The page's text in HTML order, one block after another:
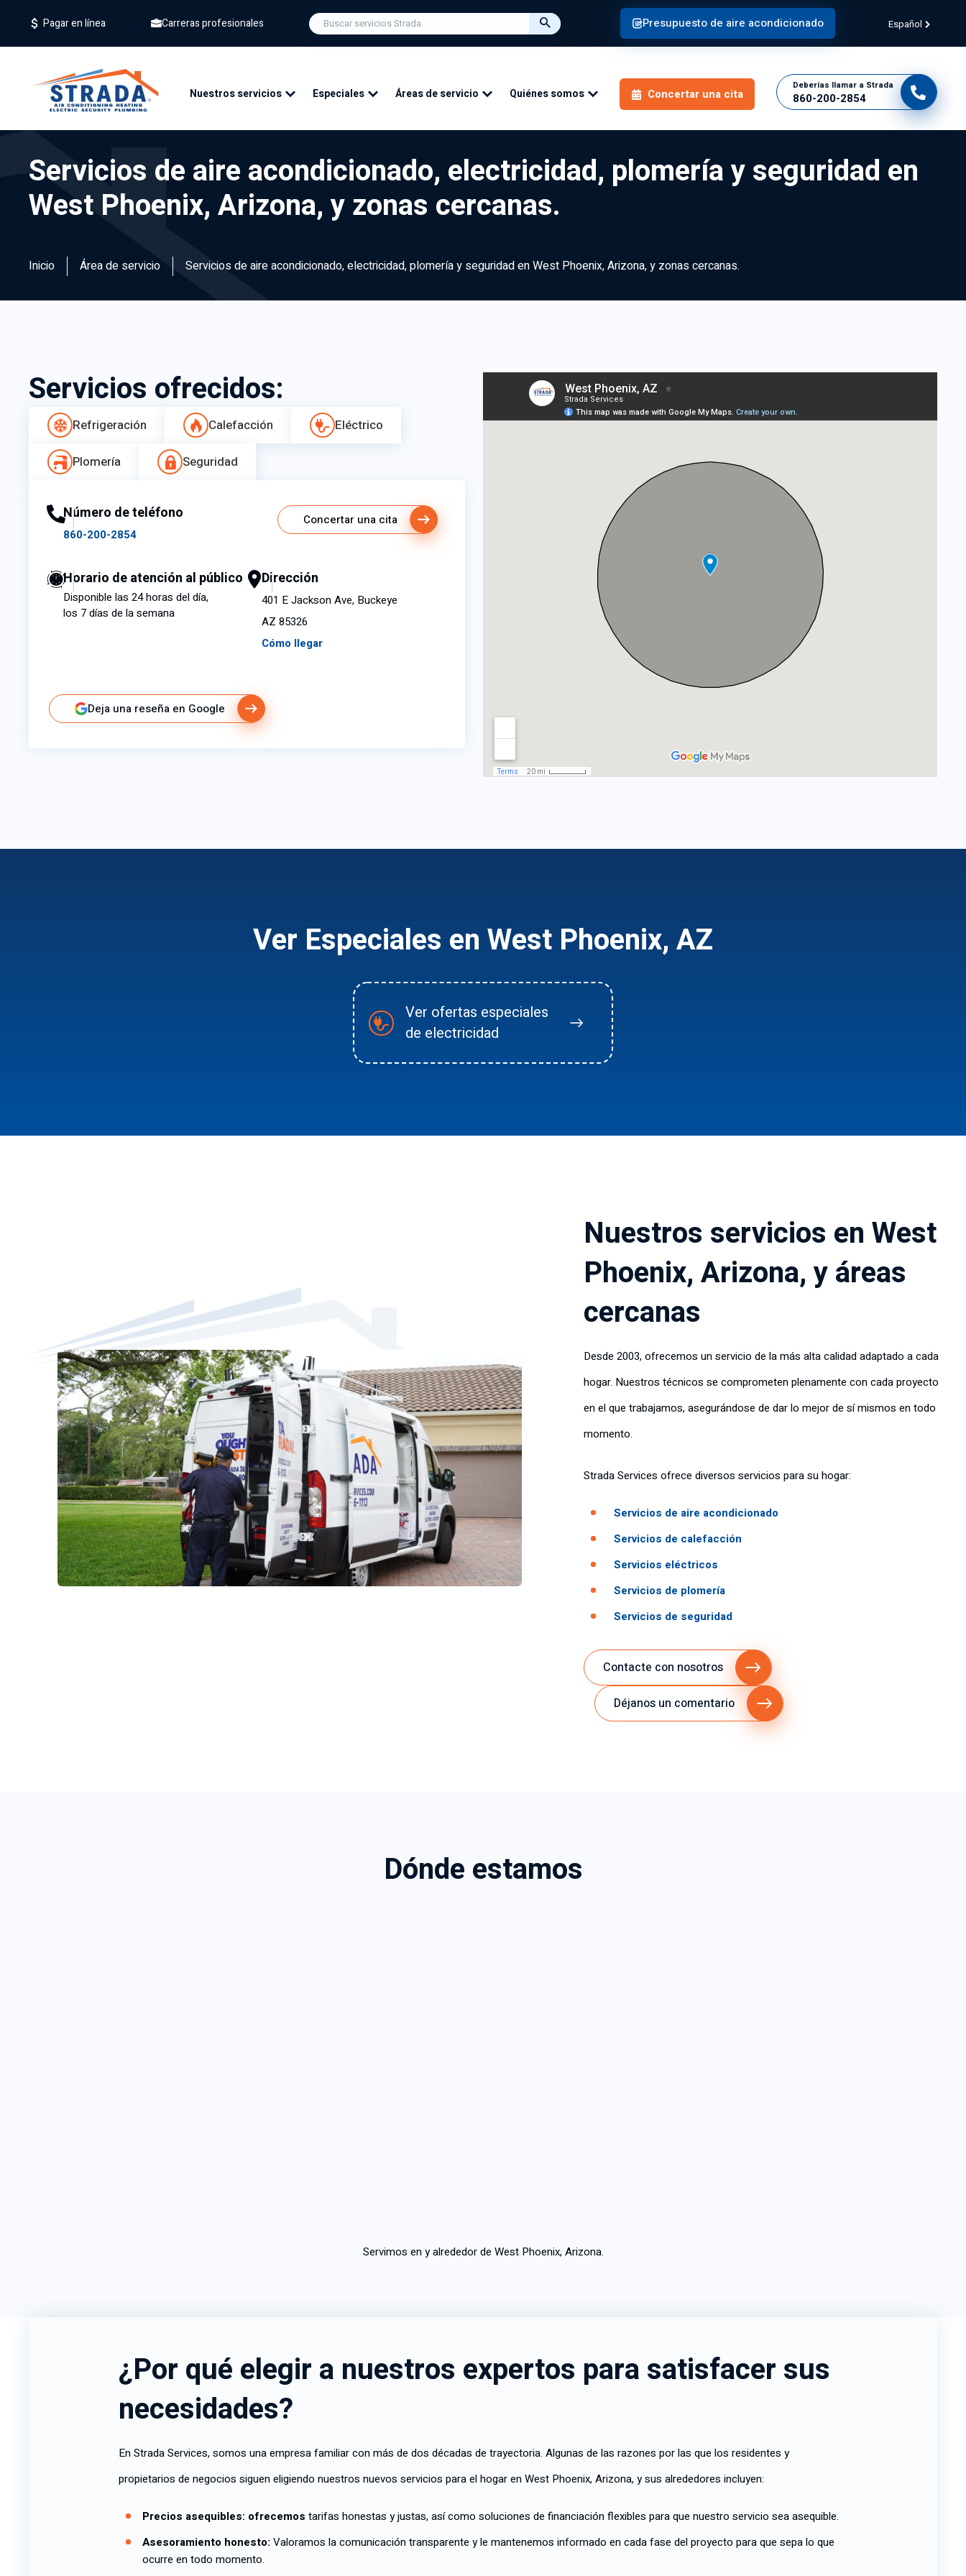
Pagar en línea Carreras profesionales Presupuesto de aire acondicionado Español
Nuestros servicios Especiales Áreas de servicio Quiénes somos Concertar una cita
Deberías llamar a Strada
860-200-2854
Servicios de aire acondicionado, electricidad, plomería y seguridad en
West Phoenix, Arizona, y zonas cercanas.
Inicio Área de servicio Servicios de aire acondicionado, electricidad, plomería y seguridad en West Phoenix, Arizona, y zonas cercanas.
Servicios ofrecidos:
Refrigeración Calefacción Eléctrico
Plomería Seguridad
Número de teléfono
860-200-2854
Concertar una cita
Horario de atención al público
Disponible las 24 horas del día,
los 7 días de la semana
Dirección
401 E Jackson Ave, Buckeye
AZ 85326
Cómo llegar
Deja una reseña en Google
Ver Especiales en West Phoenix, AZ
Ver ofertas especiales
de electricidad
Nuestros servicios en West
Phoenix, Arizona, y áreas
cercanas
Desde 2003, ofrecemos un servicio de la más alta calidad adaptado a cada
hogar. Nuestros técnicos se comprometen plenamente con cada proyecto
en el que trabajamos, asegurándose de dar lo mejor de sí mismos en todo
momento.
Strada Services ofrece diversos servicios para su hogar:
Servicios de aire acondicionado
Servicios de calefacción
Servicios eléctricos
Servicios de plomería
Servicios de seguridad
Contacte con nosotros
Déjanos un comentario
Dónde estamos
Servimos en y alrededor de West Phoenix, Arizona.
¿Por qué elegir a nuestros expertos para satisfacer sus
necesidades?
En Strada Services, somos una empresa familiar con más de dos décadas de trayectoria. Algunas de las razones por las que los residentes y
propietarios de negocios siguen eligiendo nuestros nuevos servicios para el hogar en West Phoenix, Arizona, y sus alrededores incluyen:
Precios asequibles: ofrecemos tarifas honestas y justas, así como soluciones de financiación flexibles para que nuestro servicio sea asequible.
Asesoramiento honesto: Valoramos la comunicación transparente y le mantenemos informado en cada fase del proyecto para que sepa lo que
ocurre en todo momento.